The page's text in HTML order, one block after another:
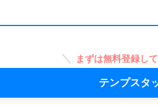
まずは無料登録し
テンプスタ